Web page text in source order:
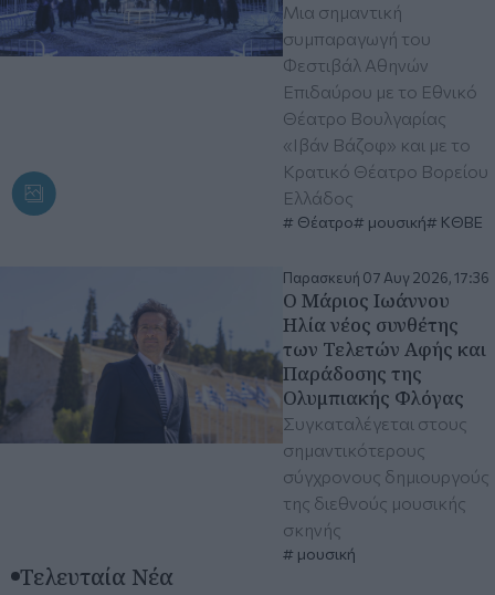
Μια σημαντική
συμπαραγωγή του
Φεστιβάλ Αθηνών
Επιδαύρου με το Εθνικό
Θέατρο Βουλγαρίας
«Ιβάν Βάζοφ» και με το
Κρατικό Θέατρο Βορείου
Ελλάδος
Θέατρο μουσική ΚΘΒΕ
Παρασκευή 07 Αυγ 2026, 17:36
Ο Μάριος Ιωάννου
Ηλία νέος συνθέτης
των Τελετών Αφής και
Παράδοσης της
Ολυμπιακής Φλόγας
Συγκαταλέγεται στους
σημαντικότερους
σύγχρονους δημιουργούς
της διεθνούς μουσικής
σκηνής
μουσική
Τελευταία Νέα